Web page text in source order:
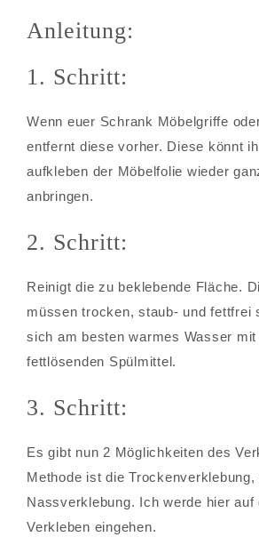
Anleitung:
1. Schritt:
Wenn euer Schrank Möbelgriffe
entfernt diese vorher. Diese könnt
aufkleben der Möbelfolie wieder
anbringen.
2. Schritt:
Reinigt die zu beklebende Fläche.
müssen trocken, staub- und fettfrei
sich am besten warmes Wasser mit
fettlösenden Spülmittel.
3. Schritt:
Es gibt nun 2 Möglichkeiten des
Methode ist die Trockenverklebung,
Nassverklebung. Ich werde hier auf
Verkleben eingehen.